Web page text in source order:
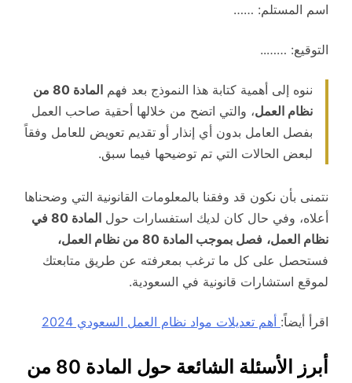
اسم المستلم: ……
التوقيع: ……..
ننوه إلى أهمية كتابة هذا النموذج بعد فهم
المادة 80 من
نظام العمل، والتي اتضح من خلالها أحقية صاحب العمل
بفصل العامل بدون أي إنذار أو تقديم تعويض للعامل وفقاً
لبعض الحالات التي تم توضيحها فيما سبق.
نتمنى بأن نكون قد وفقنا بالمعلومات القانونية التي وضحناها
أعلاه، وفي حال كان لديك استفسارات حول
المادة 80 في
نظام العمل، فصل بموجب المادة 80 من نظام العمل،
فستحصل على كل ما ترغب بمعرفته عن طريق متابعتك
لموقع استشارات قانونية في السعودية.
اقرأ أيضاً: أهم تعديلات مواد نظام العمل السعودي 2024
أبرز الأسئلة الشائعة حول المادة 80 من